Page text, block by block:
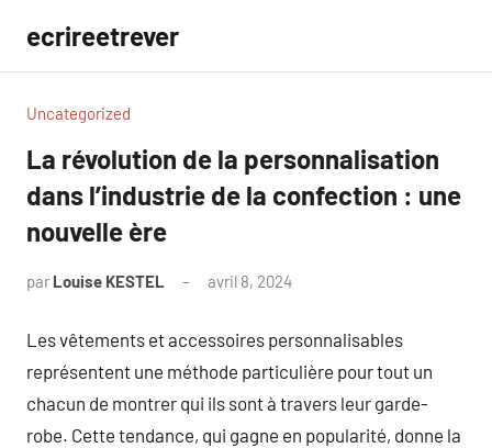
contenu
ecrireetrever
Uncategorized
La révolution de la personnalisation
dans l’industrie de la confection : une
nouvelle ère
par Louise KESTEL avril 8, 2024
Les vêtements et accessoires personnalisables
représentent une méthode particulière pour tout un
chacun de montrer qui ils sont à travers leur garde-
robe. Cette tendance, qui gagne en popularité, donne la